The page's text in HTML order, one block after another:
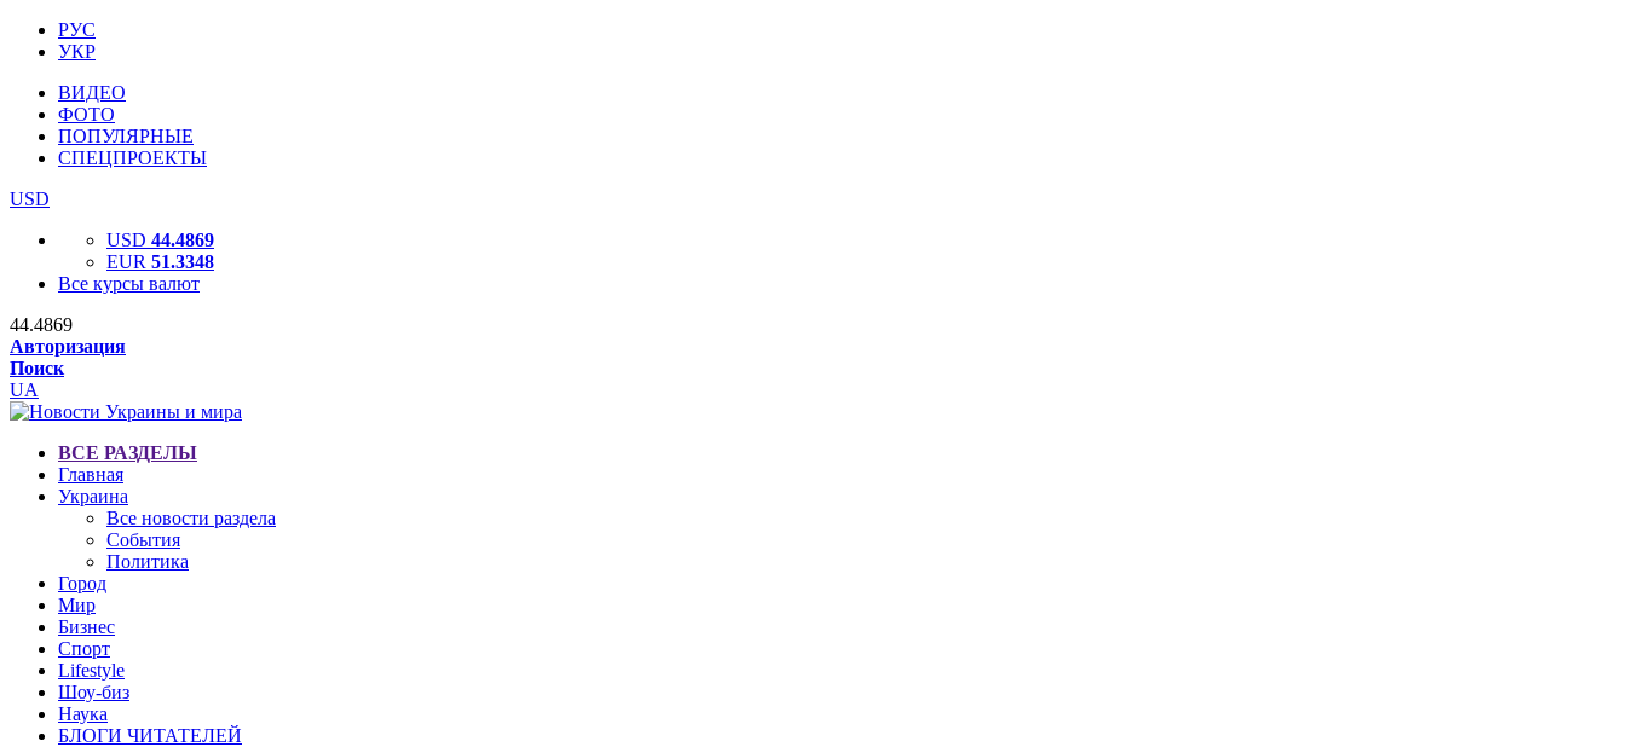
РУС
УКР
ВИДЕО
ФОТО
ПОПУЛЯРНЫЕ
СПЕЦПРОЕКТЫ
USD
USD 44.4869
EUR 51.3348
Все курсы валют
44.4869
Авторизация
Поиск
UA
ВСЕ РАЗДЕЛЫ
Главная
Украина
Все новости раздела
События
Политика
Город
Мир
Бизнес
Спорт
Lifestyle
Шоу-биз
Наука
БЛОГИ ЧИТАТЕЛЕЙ